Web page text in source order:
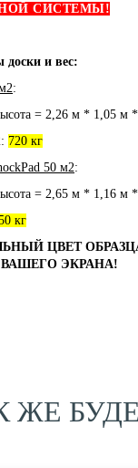
СИСТЕМЫ!
доски и вес:
:
= 2,26 м * 1,05 м
720 кг
50 м2:
= 2,65 м * 1,16 м
кг
ЦВЕТ
ЭКРАНА!
ЖЕ